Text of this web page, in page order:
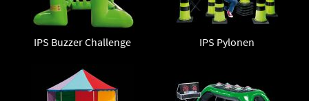
IPS Buzzer Challenge IPS Pylonen